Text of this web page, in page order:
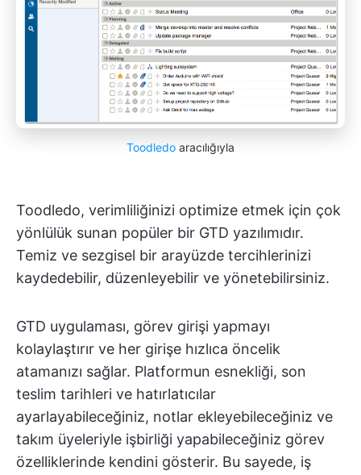
Toodledo aracılığıyla
Toodledo, verimliliğinizi optimize etmek için çok
yönlülük sunan popüler bir GTD yazılımıdır.
Temiz ve sezgisel bir arayüzde tercihlerinizi
kaydedebilir, düzenleyebilir ve yönetebilirsiniz.
GTD uygulaması, görev girişi yapmayı
kolaylaştırır ve her girişe hızlıca öncelik
atamanızı sağlar. Platformun esnekliği, son
teslim tarihleri ve hatırlatıcılar
ayarlayabileceğiniz, notlar ekleyebileceğiniz ve
takım üyeleriyle işbirliği yapabileceğiniz görev
özelliklerinde kendini gösterir. Bu sayede, iş